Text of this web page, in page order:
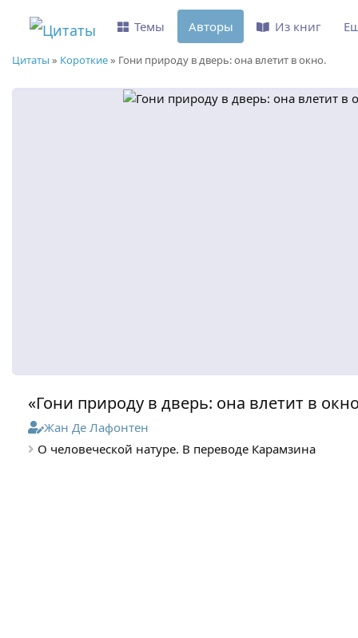
Цитаты » Короткие» Гони природу в дверь: она влетит в окно.
«Гони природу в дверь: она влетит в
Жан Де Лафонтен
О человеческой натуре. В переводе Карамзина
Темы Авторы Из книг